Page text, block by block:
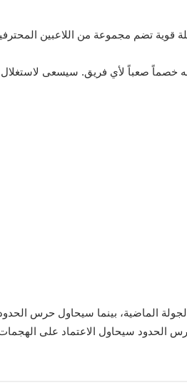
قوية تضم مجموعة من اللاعبين
خصماً صعباً لأي فريق. سيسعى
الجولة الماضية، بينما سيحاول حرس
الحدود سيحاول الاعتماد على